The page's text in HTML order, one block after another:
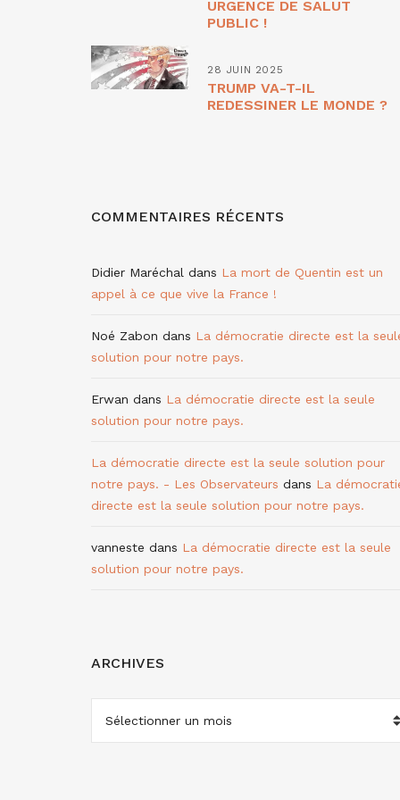
URGENCE DE SALUT
PUBLIC !
28 JUIN 2025
TRUMP VA-T-IL
REDESSINER LE MONDE ?
COMMENTAIRES RÉCENTS
Didier Maréchal dans La mort de Quentin est un
appel à ce que vive la France !
Noé Zabon dans La démocratie directe est la
solution pour notre pays.
Erwan dans La démocratie directe est la seule
solution pour notre pays.
La démocratie directe est la seule solution pour
notre pays. - Les Observateurs dans La
directe est la seule solution pour notre pays.
vanneste dans La démocratie directe est la seule
solution pour notre pays.
ARCHIVES
ARCHIVES